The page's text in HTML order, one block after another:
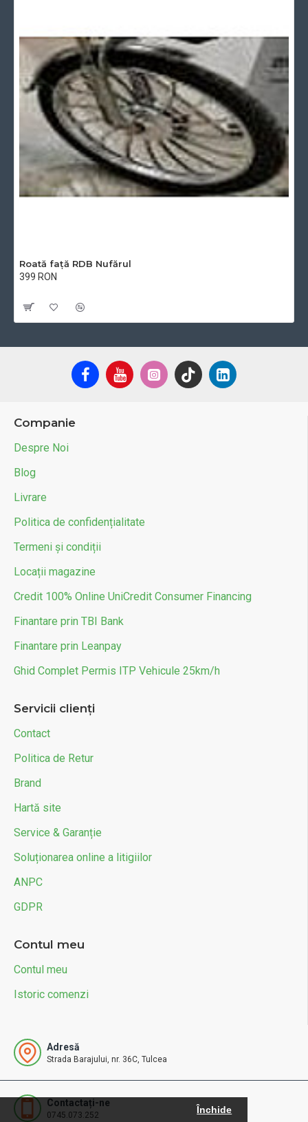
Închide
Roată față RDB Nufărul
399 RON
Companie
Despre Noi
Blog
Livrare
Politica de confidențialitate
Termeni și condiții
Locații magazine
Credit 100% Online UniCredit Consumer Financing
Finantare prin TBI Bank
Finantare prin Leanpay
Ghid Complet Permis ITP Vehicule 25km/h
Servicii clienți
Contact
Politica de Retur
Brand
Hartă site
Service & Garanție
Soluționarea online a litigiilor
ANPC
GDPR
Contul meu
Contul meu
Istoric comenzi
Adresă
Strada Barajului, nr. 36C, Tulcea
Contactați-ne
0745.073.252